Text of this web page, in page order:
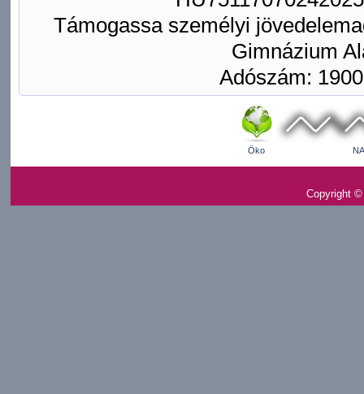
Támogassa személyi
Gimnázium
Adószám:
Öko
Copyright